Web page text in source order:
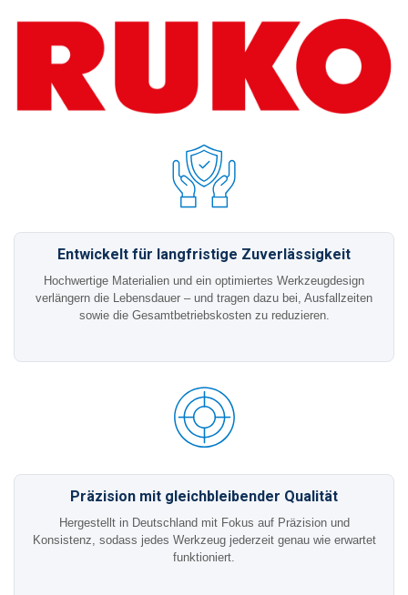
Entwickelt für langfristige Zuverlässigkeit
Hochwertige Materialien und ein optimiertes Werkzeugdesign
verlängern die Lebensdauer – und tragen dazu bei, Ausfallzeiten
sowie die Gesamtbetriebskosten zu reduzieren.
Präzision mit gleichbleibender Qualität
Hergestellt in Deutschland mit Fokus auf Präzision und
Konsistenz, sodass jedes Werkzeug jederzeit genau wie erwartet
funktioniert.